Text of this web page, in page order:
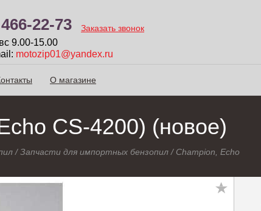
22-73 Заказать звонок
9.00-15.00
motozip01@yandex.ru
О магазине
CS-4200) (новое)
/Запчасти для импортных бензопил/ Champion, Echo